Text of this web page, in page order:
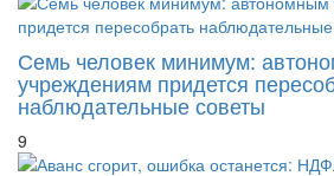
Семь человек минимум:
учреждениям придется
наблюдательные советы
9